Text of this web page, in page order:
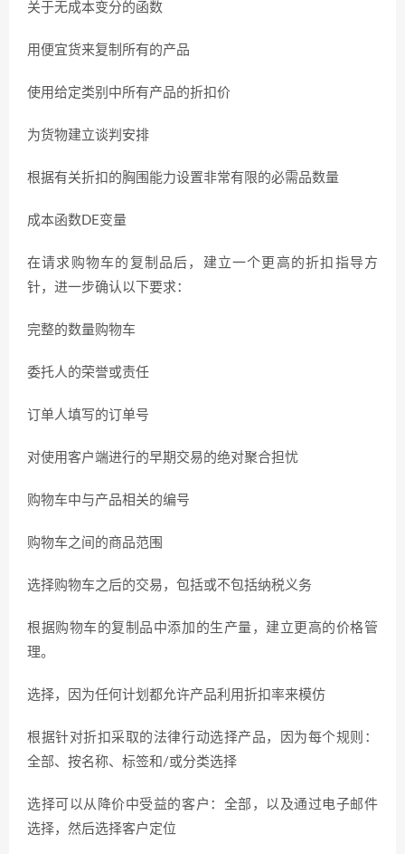
关于无成本变分的函数
用便宜货来复制所有的产品
使用给定类别中所有产品的折扣价
为货物建立谈判安排
根据有关折扣的胸围能力设置非常有限的必需品数量
成本函数DE变量
在请求购物车的复制品后，建立一个更高的折扣指导方
针，进一步确认以下要求：
完整的数量购物车
委托人的荣誉或责任
订单人填写的订单号
对使用客户端进行的早期交易的绝对聚合担忧
购物车中与产品相关的编号
购物车之间的商品范围
选择购物车之后的交易，包括或不包括纳税义务
根据购物车的复制品中添加的生产量，建立更高的价格管
理。
选择，因为任何计划都允许产品利用折扣率来模仿
根据针对折扣采取的法律行动选择产品，因为每个规则：
全部、按名称、标签和/或分类选择
选择可以从降价中受益的客户：全部，以及通过电子邮件
选择，然后选择客户定位